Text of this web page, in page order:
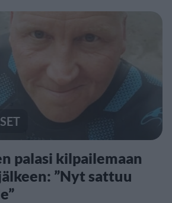
palasi kilpailemaan
”Nyt sattuu